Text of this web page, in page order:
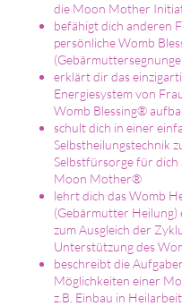
die Moon Mother
befähigt dich anderen
persönliche Womb
erklärt dir das
Energiesystem von
Womb Blessing®
schult dich in einer
Selbstheilungstechnik
Selbstfürsorge für dich
Moon Mother®
lehrt dich das Womb
(Gebärmutter Heilung)
zum Ausgleich der
Unterstützung des
beschreibt die
Möglichkeiten einer
z.B. Einbau in